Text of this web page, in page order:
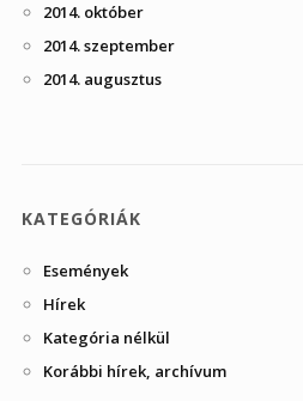
2014. október
2014. szeptember
2014. augusztus
KATEGÓRIÁK
Események
Hírek
Kategória nélkül
Korábbi hírek, archívum